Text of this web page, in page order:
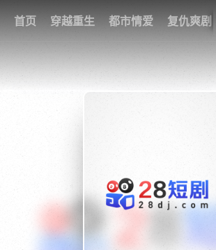
首页 穿越重生 都市情爱 复仇爽剧
我的观影记录